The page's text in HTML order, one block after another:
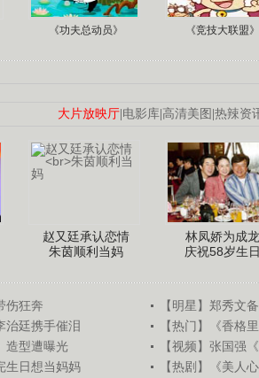
《功夫总动员》 《竞技大联盟》
大片放映厅|电影库|高清美图 |热辣资
赵又廷承认恋情
朱茵顺利当妈
林凤娇为成龙
庆祝58岁生
伤狂奔
【明星】郑秀文
治廷携手催泪
【热门】《香格
造型遭曝光
【视频】张国强
生日想当妈妈
【热剧】《美人